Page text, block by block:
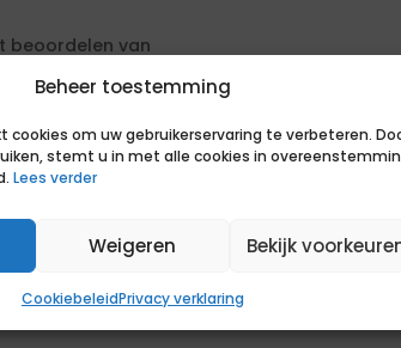
Beheer toestemming
cookies om uw gebruikerservaring te verbeteren.
stemt u in met alle cookies in
Lees verder
Weigeren Bekijk
CookiebeleidPrivacy verklaring
beoordelen van
positie te
Je hoort op
of we samen het